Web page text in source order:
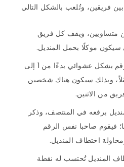
فريقين، وتُلعب بالشكل التالي
متساويين، ويقف كل فريق
موكلًا بحمل المنديل.
يأخذ كل فرد في كل فريق رقم بشكل عشوائي بدءًا من 1 إلى
أفراد الفريق وليكن 3 مثلاً، وبذلك سيكون هناك شخصين
من الاثنين.
برفعه في المنتصف، وذكر
3 كما ذكرنا؛ فيقوم صاحبا نفس الرقم
اختطاف المنديل.
المنديل تُحتسب له نقطة